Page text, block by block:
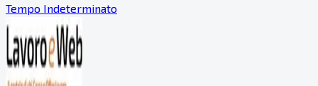
Tempo Indeterminato